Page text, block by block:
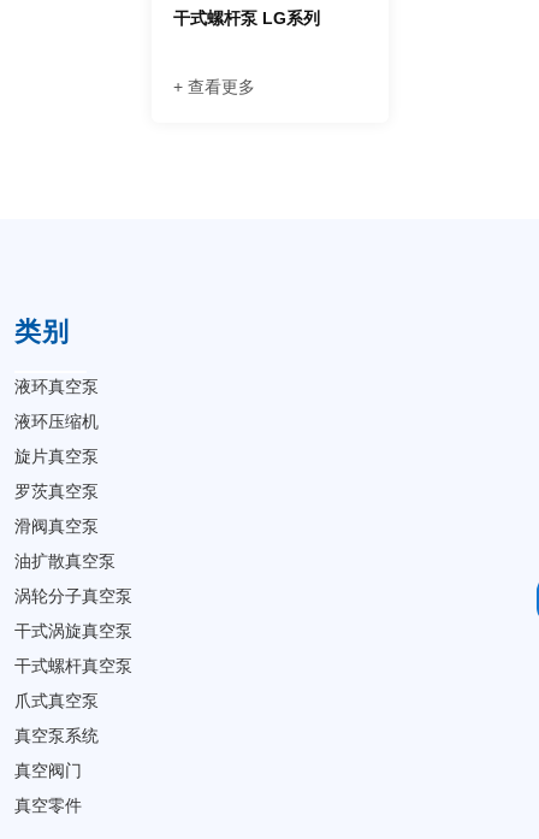
干式螺杆泵 LG系列
+ 查看更多
类别
液环真空泵
液环压缩机
旋片真空泵
罗茨真空泵
滑阀真空泵
油扩散真空泵
涡轮分子真空泵
干式涡旋真空泵
干式螺杆真空泵
爪式真空泵
真空泵系统
真空阀门
真空零件